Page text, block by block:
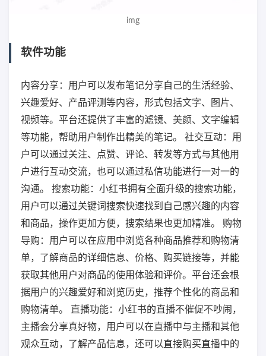
img
软件功能
内容分享：用户可以发布笔记分享自己的生活经验、
兴趣爱好、产品评测等内容，形式包括文字、图片、
视频等。平台还提供了丰富的滤镜、美颜、文字编辑
等功能，帮助用户制作出精美的笔记。 社交互动：用
户可以通过关注、点赞、评论、转发等方式与其他用
户进行互动交流，也可以通过私信功能进行一对一的
沟通。 搜索功能：小红书拥有全面升级的搜索功能，
用户可以通过关键词搜索快速找到自己感兴趣的内容
和商品，操作更加方便，搜索结果也更加精准。 购物
导购：用户可以在应用中浏览各种商品推荐和购物清
单，了解商品的详细信息、价格、购买链接等，并能
获取其他用户对商品的使用体验和评价。平台还会根
据用户的兴趣爱好和浏览历史，推荐个性化的商品和
购物清单。 直播功能：小红书的直播不催促不吵闹，
主播会分享真好物，用户可以在直播中与主播和其他
观众互动，了解产品信息，还可以直接购买直播中的